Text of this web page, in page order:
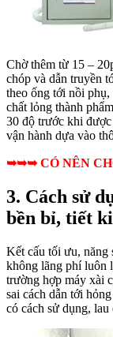
Chờ thêm từ 15 –
chóp và dẫn truyền
theo ống tới nồi
chất lỏng thành
30 độ trước khi
vận hành dựa vào
➥➥➥ CÓ NÊN
3. Cách sử
bền bỉ, tiết
Kết cấu tối ưu, năng
không lãng phí luôn
trường hợp máy xài
sai cách dẫn tới
có cách sử dụng,